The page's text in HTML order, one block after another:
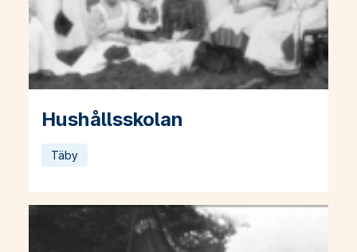
Hushållsskolan
Läs mer om Hushållsskolan
Täby